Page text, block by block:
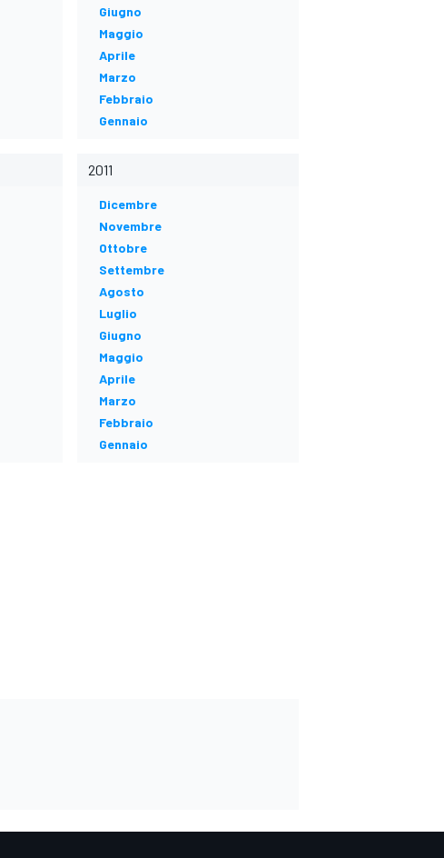
Giugno
Maggio
Aprile
Marzo
Febbraio
Gennaio
2011
Dicembre
Novembre
Ottobre
Settembre
Agosto
Luglio
Giugno
Maggio
Aprile
Marzo
Febbraio
Gennaio